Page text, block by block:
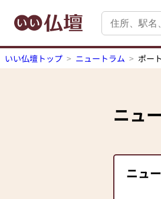
いい仏壇トップ ニュートラム ポー
ニュ
ニュ